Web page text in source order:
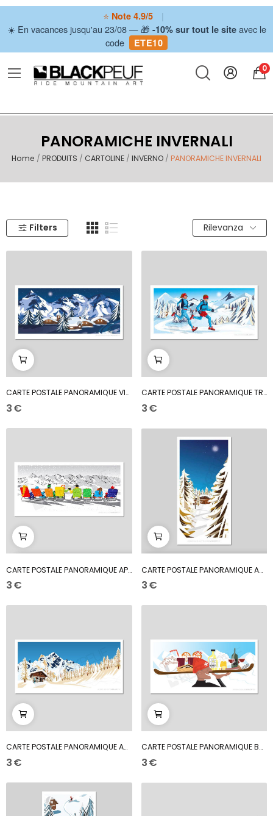
⭐ Note 4.9/5
|
☀️ En vacances jusqu'au 23/08 — 🎁 -10% sur tout le siteavec le
code
ETE10
0
PANORAMICHE INVERNALI
Home PRODUITS CARTOLINE INVERNO PANORAMICHE INVERNALI
Filters Rilevanza
CARTE POSTALE PANORAMIQUE VILLAGE SOUS LA NEIGE
3 €
CARTE POSTALE PANORAMIQUE TRAILEUR BAOUW
3 €
CARTE POSTALE PANORAMIQUE APRÈS SKI COLOR
3 €
CARTE POSTALE PANORAMIQUE ARRIVÉE AU CHALET DU...
3 €
CARTE POSTALE PANORAMIQUE AU PIED DES PISTES
3 €
CARTE POSTALE PANORAMIQUE BARMAN DES ALPES
3 €